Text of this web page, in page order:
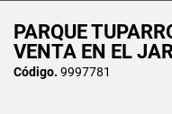
PARQUE
VENTA EN EL
Código. 9997781